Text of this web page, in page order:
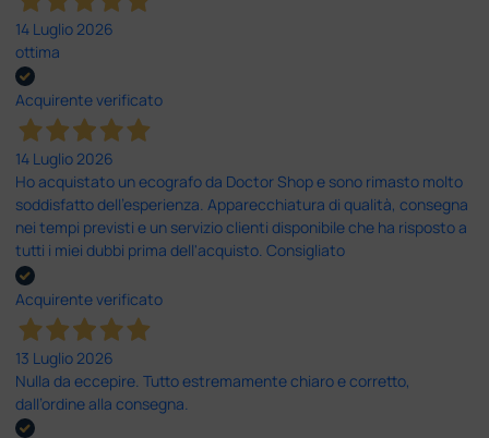
14 Luglio 2026
ottima
Acquirente verificato
14 Luglio 2026
Ho acquistato un ecografo da Doctor Shop e sono rimasto molto
soddisfatto dell'esperienza. Apparecchiatura di qualità, consegna
nei tempi previsti e un servizio clienti disponibile che ha risposto a
tutti i miei dubbi prima dell'acquisto. Consigliato
Acquirente verificato
13 Luglio 2026
Nulla da eccepire. Tutto estremamente chiaro e corretto,
dall’ordine alla consegna.